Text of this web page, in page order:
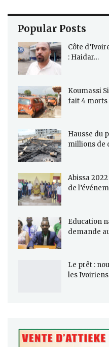
Popular Posts
Côte
: Haidar…
Koumassi
fait 4 morts
Hausse du
millions de
Abissa
de
Education
demande
Le prêt :
les Ivoiriens